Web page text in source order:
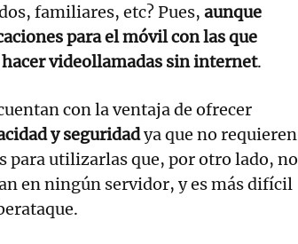
familiares, etc? Pues, aunque
para el móvil con las que
videollamadas sin internet.
con la ventaja de ofrecer
y seguridadya que no requieren
para utilizarlas que, por otro lado, no
en ningún servidor, y es más difícil